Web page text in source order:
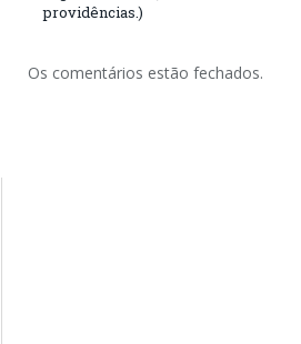
providências.)
Os comentários estão fechados.